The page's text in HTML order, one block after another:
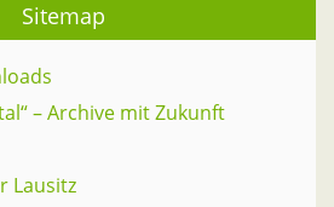
Sitemap
– Archive mit Zukunft
Lausitz